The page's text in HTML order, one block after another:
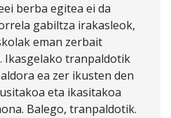
berba egitea ei da
gabiltza irakasleok,
eman zerbait
Ikasgelako tranpaldotik
ea zer ikusten den
eta ikasitakoa
Balego, tranpaldotik.